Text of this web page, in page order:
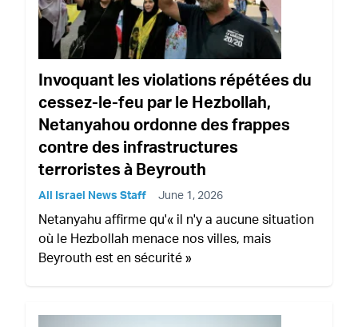
Invoquant les violations répétées du
cessez-le-feu par le Hezbollah,
Netanyahou ordonne des frappes
contre des infrastructures
terroristes à Beyrouth
All Israel News Staff June 1, 2026
Netanyahu affirme qu'« il n'y a aucune situation
où le Hezbollah menace nos villes, mais
Beyrouth est en sécurité »